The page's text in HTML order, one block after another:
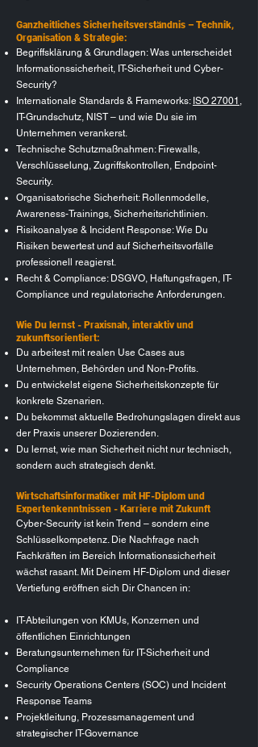
Ganzheitliches Sicherheitsverständnis – Technik,
Organisation & Strategie:
Begriffsklärung & Grundlagen: Was unterscheidet
Informationssicherheit, IT-Sicherheit und Cyber-
Security?
Internationale Standards & Frameworks: ISO 27001
IT-Grundschutz, NIST – und wie Du sie im
Unternehmen verankerst.
Technische Schutzmaßnahmen: Firewalls,
Verschlüsselung, Zugriffskontrollen, Endpoint-
Security.
Organisatorische Sicherheit: Rollenmodelle,
Awareness-Trainings, Sicherheitsrichtlinien.
Risikoanalyse & Incident Response: Wie Du
Risiken bewertest und auf Sicherheitsvorfälle
professionell reagierst.
Recht & Compliance: DSGVO, Haftungsfragen, IT-
Compliance und regulatorische Anforderungen.
Wie Du lernst - Praxisnah, interaktiv und
zukunftsorientiert:
Du arbeitest mit realen Use Cases aus
Unternehmen, Behörden und Non-Profits.
Du entwickelst eigene Sicherheitskonzepte für
konkrete Szenarien.
Du bekommst aktuelle Bedrohungslagen direkt aus
der Praxis unserer Dozierenden.
Du lernst, wie man Sicherheit nicht nur technisch,
sondern auch strategisch denkt.
Wirtschaftsinformatiker mit HF-Diplom und
Expertenkenntnissen - Karriere mit Zukunft
Cyber-Security ist kein Trend – sondern eine
Schlüsselkompetenz. Die Nachfrage nach
Fachkräften im Bereich Informationssicherheit
wächst rasant. Mit Deinem HF-Diplom und dieser
Vertiefung eröffnen sich Dir Chancen in:
IT-Abteilungen von KMUs, Konzernen und
öffentlichen Einrichtungen
Beratungsunternehmen für IT-Sicherheit und
Compliance
Security Operations Centers (SOC) und Incident
Response Teams
Projektleitung, Prozessmanagement und
strategischer IT-Governance